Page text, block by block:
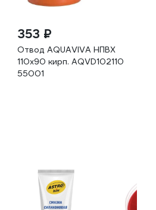
353 ₽
Отвод AQUAVIVA НПВХ
110x90 кирп. AQVD102110
55001